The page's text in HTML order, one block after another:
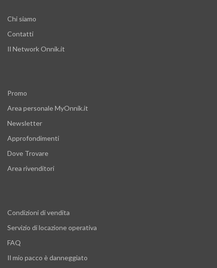
Chi siamo
Contatti
Il Network Onnik.it
Promo
Area personale MyOnnik.it
Newsletter
Approfondimenti
Dove Trovare
Area rivenditori
Condizioni di vendita
Servizio di locazione operativa
FAQ
Il mio pacco è danneggiato